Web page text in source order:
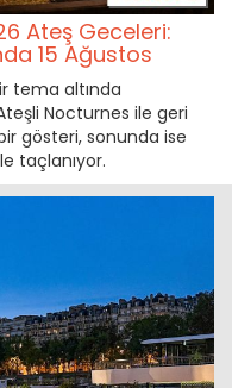
Ateş Geceleri:
15 Ağustos
tema altında
Nocturnes ile geri
gösteri, sonunda ise
taçlanıyor.